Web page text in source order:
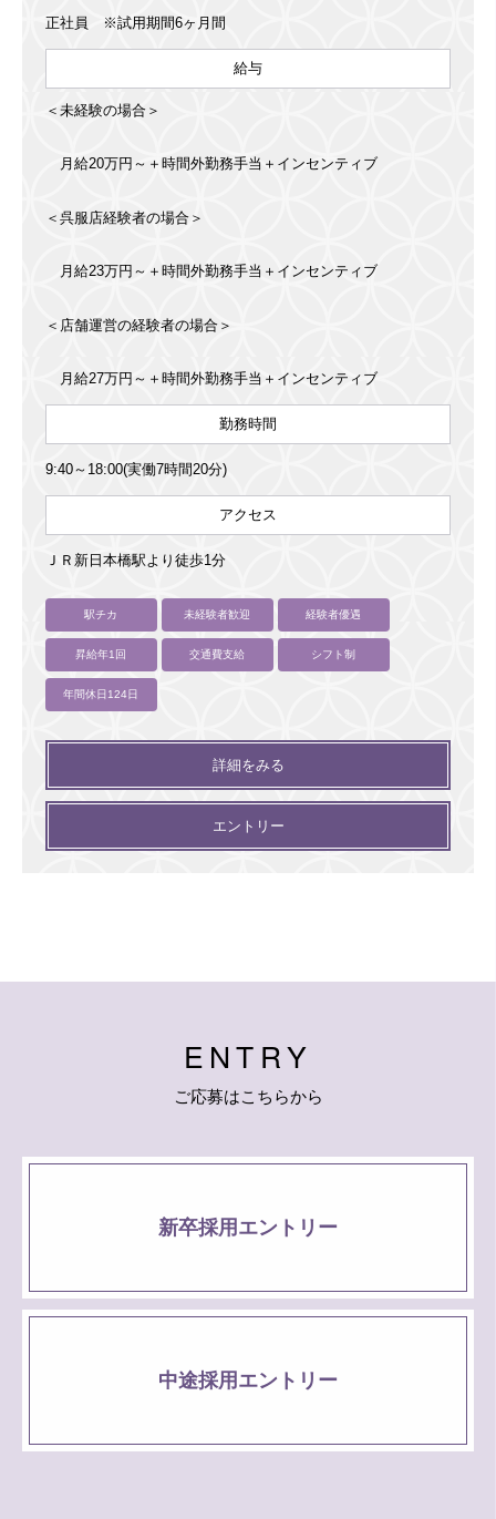
正社員 ※試用期間6ヶ月間
給与
＜未経験の場合＞
月給20万円～＋時間外勤務手当＋インセンティブ
＜呉服店経験者の場合＞
月給23万円～＋時間外勤務手当＋インセンティブ
＜店舗運営の経験者の場合＞
月給27万円～＋時間外勤務手当＋インセンティブ
勤務時間
9:40～18:00(実働7時間20分)
アクセス
ＪＲ新日本橋駅より徒歩1分
駅チカ 未経験者歓迎 経験者優遇
昇給年1回 交通費支給 シフト制
年間休日124日
詳細をみる
エントリー
E NT RY
ご応募はこ ち らから
新卒採用エントリー
中途採用エントリー